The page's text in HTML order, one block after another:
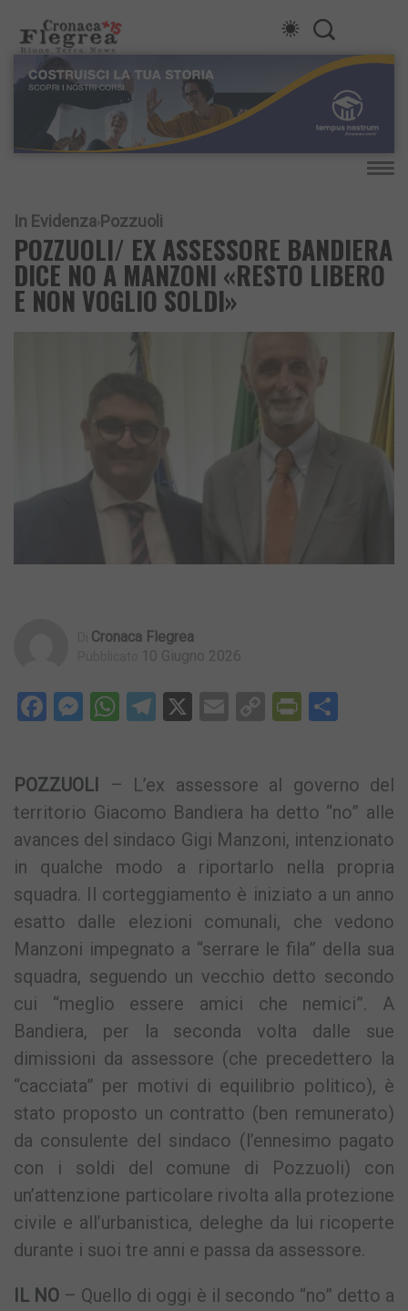
In Evidenza Pozzuoli
POZZUOLI/ EX ASSESSORE BANDIERA
DICE NO A MANZONI «RESTO LIBERO
E NON VOGLIO SOLDI»
Cronaca Flegrea
10 Giugno 2026
Facebook
Messenger
WhatsApp
Telegram
X EmailCopy
POZZUOLI
– L’ex assessore al governo del
territorio Giacomo Bandiera ha detto “no” alle
avances del sindaco Gigi Manzoni, intenzionato
in qualche modo a riportarlo nella propria
squadra. Il corteggiamento è iniziato a un anno
esatto dalle elezioni comunali, che vedono
Manzoni impegnato a “serrare le fila” della sua
squadra, seguendo un vecchio detto secondo
cui “meglio essere amici che nemici”. A
Bandiera, per la seconda volta dalle sue
dimissioni da assessore (che precedettero la
“cacciata” per motivi di equilibrio politico), è
stato proposto un contratto (ben remunerato)
da consulente del sindaco (l’ennesimo pagato
con i soldi del comune di Pozzuoli) con
un’attenzione particolare rivolta alla protezione
civile e all’urbanistica, deleghe da lui ricoperte
durante i suoi tre anni e passa da assessore.
IL NO – Quello di oggi è il secondo “no” detto a